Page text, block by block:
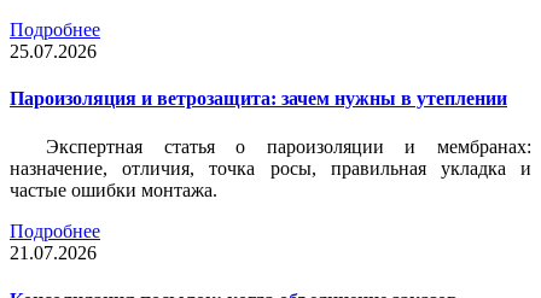
Подробнее
25.07.2026
Пароизоляция и ветрозащита: зачем нужны в утеплении
Экспертная статья о пароизоляции и мембранах:
назначение, отличия, точка росы, правильная укладка и
частые ошибки монтажа.
Подробнее
21.07.2026